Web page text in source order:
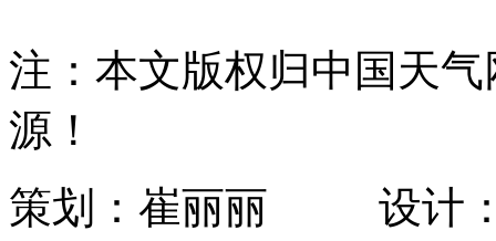
注：本文版权归中国天
源！
策划：崔丽丽 设计